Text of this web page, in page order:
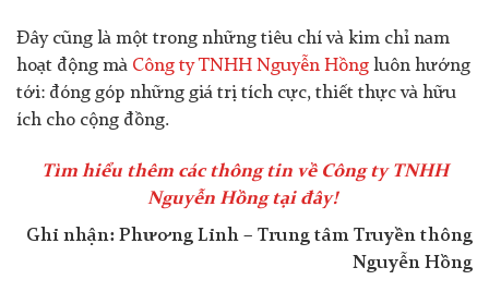
Đây cũng là một trong những tiêu chí và kim chỉ nam
hoạt động mà Công ty TNHH Nguyễn Hồng luôn hướng
tới: đóng góp những giá trị tích cực, thiết thực và hữu
ích cho cộng đồng.
Tìm hiểu thêm các thông tin về Công ty TNHH
Nguyễn Hồng tại đây!
Ghi nhận: Phương Linh – Trung tâm Truyền thông
Nguyễn Hồng